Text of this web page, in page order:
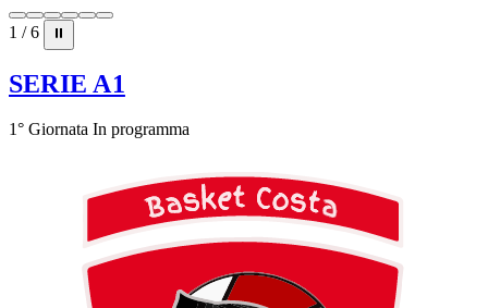
1 / 6 ⏸
SERIE A1
1° Giornata In programma